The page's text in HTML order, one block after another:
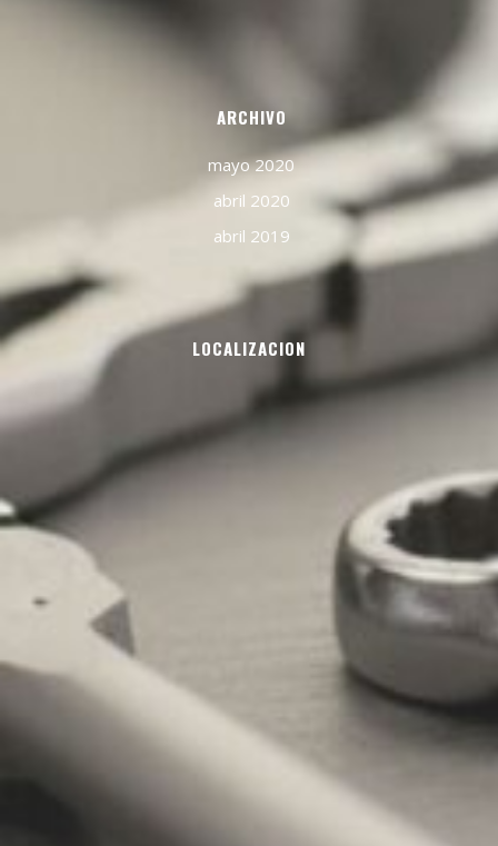
ARCHIVO
mayo 2020
abril 2020
abril 2019
LOCALIZACION